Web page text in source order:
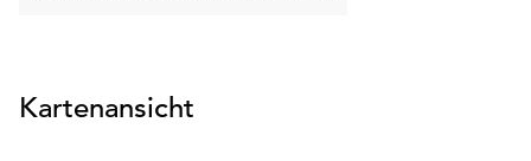
Kartenansicht